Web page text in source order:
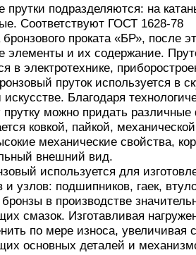
прутки подразделяются: на
Соответствуют ГОСТ 1628-78
проката «БР», после
элементы и их содержание.
в электротехнике,
пруток используется в
искусстве. Благодаря
прутку можно придать
ковкой, пайкой,
механические свойства,
внешний вид.
используется для
узлов: подшипников, гаек,
в производстве
смазок. Изготавливая
по мере износа, увеличивая
основных деталей и